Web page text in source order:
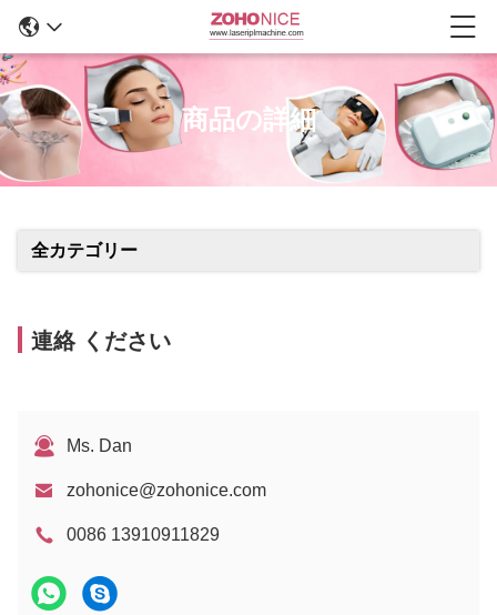
商品の詳細
全カテゴリー
連絡 ください
Ms. Dan
zohonice@zohonice.com
0086 13910911829